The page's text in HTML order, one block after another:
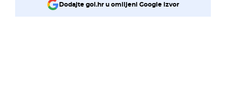
Dodajte gol.hr u omiljeni Google izvor